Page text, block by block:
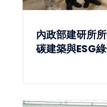
內政部建研所
碳建築與ESG